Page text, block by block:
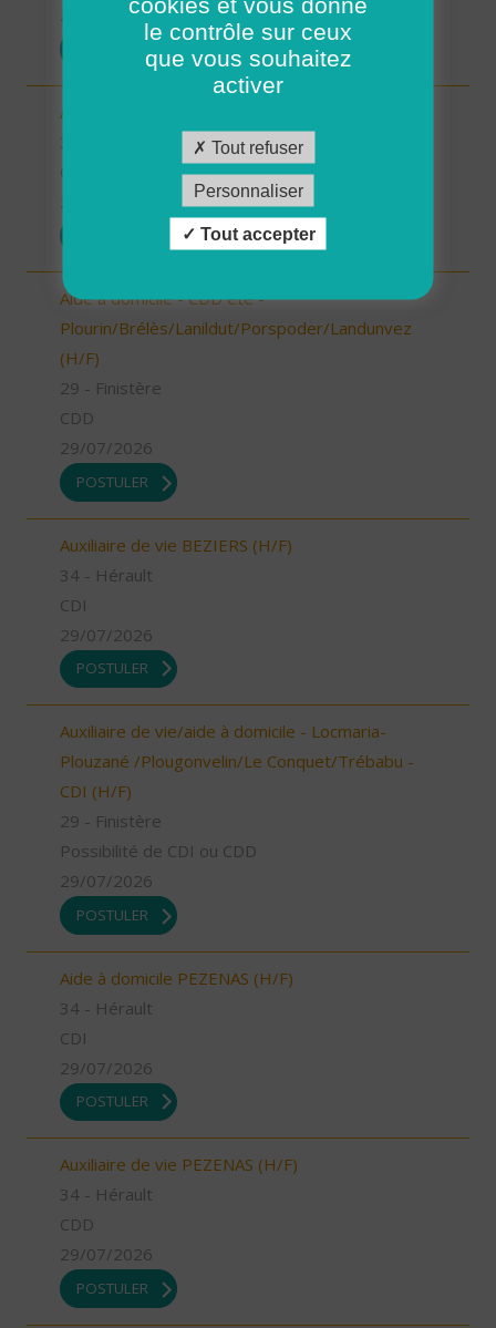
29/07/2026
Aide à domicile BEZIERS (H/F)
Aide à domicile - CDD été -
Plourin/Brélès/Lanildut/Porspoder/Landunvez
(H/F)
29 - Finistère
CDD
29/07/2026
POSTULER
Auxiliaire de vie BEZIERS (H/F)
34 - Hérault
CDI
29/07/2026
POSTULER
Auxiliaire de vie/aide à domicile - Locmaria-
Plouzané /Plougonvelin/Le Conquet/Trébabu -
CDI (H/F)
29 - Finistère
Possibilité de CDI ou CDD
29/07/2026
POSTULER
Aide à domicile PEZENAS (H/F)
34 - Hérault
CDI
29/07/2026
POSTULER
Auxiliaire de vie PEZENAS (H/F)
34 - Hérault
CDD
29/07/2026
POSTULER
le contrôle sur ceux
que vous souhaitez
activer
Tout refuser
Personnaliser
Tout accepter